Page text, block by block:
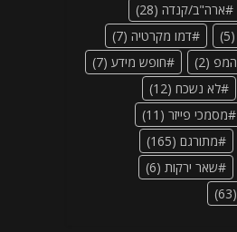
ארה"ב/קנדה (28)
(5) דמו מקרטיה (7)
המפ (2) חופש מידע (7)
לא נשכח (12)
מסמכי פייזר (11)
מתורגם (165)
שאר ירקות (6)
(63)